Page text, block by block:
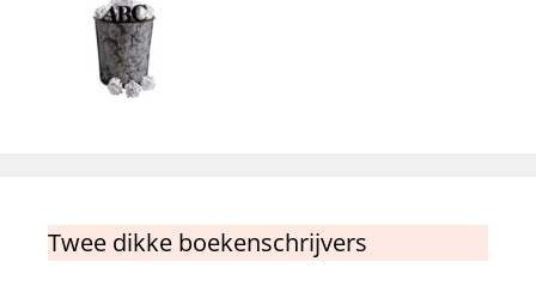
Twee dikke boekenschrijvers